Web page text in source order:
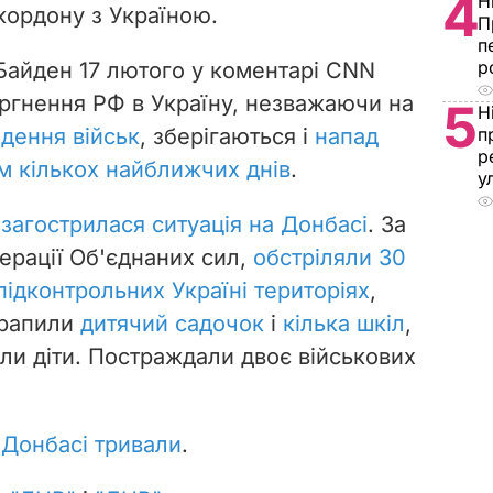
з Україною.
17 лютого у коментарі CNN
РФ в Україну, незважаючи на
військ, зберігаються і напад
кількох найближчих днів.
ситуація на Донбасі. За
Об'єднаних сил, обстріляли 30
Україні територіях,
дитячий садочок і кілька шкіл,
діти. Постраждали двоє військових
тривали.
4
5